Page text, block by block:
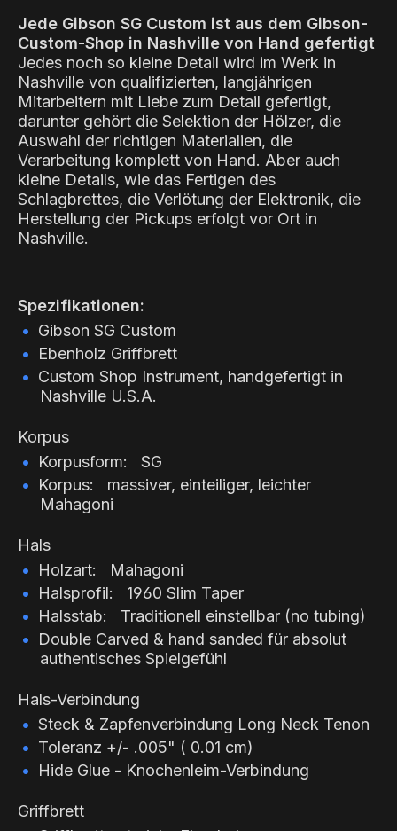
Jede Gibson SG Custom ist aus dem Gibson-
Custom-Shop in Nashville von Hand gefertigt
Jedes noch so kleine Detail wird im Werk in
Nashville von qualifizierten, langjährigen
Mitarbeitern mit Liebe zum Detail gefertigt,
darunter gehört die Selektion der Hölzer, die
Auswahl der richtigen Materialien, die
Verarbeitung komplett von Hand. Aber auch
kleine Details, wie das Fertigen des
Schlagbrettes, die Verlötung der Elektronik, die
Herstellung der Pickups erfolgt vor Ort in
Nashville.
Spezifikationen:
Gibson SG Custom
Ebenholz Griffbrett
Custom Shop Instrument, handgefertigt in
Nashville U.S.A.
Korpus
Korpusform: SG
Korpus: massiver, einteiliger, leichter
Mahagoni
Hals
Holzart: Mahagoni
Halsprofil: 1960 Slim Taper
Halsstab: Traditionell einstellbar (no tubing)
Double Carved & hand sanded für absolut
authentisches Spielgefühl
Hals-Verbindung
Steck & Zapfenverbindung Long Neck Tenon
Toleranz +/- .005" ( 0.01 cm)
Hide Glue - Knochenleim-Verbindung
Griffbrett